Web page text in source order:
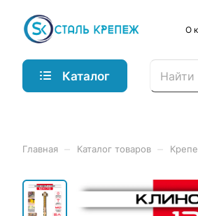
О
Каталог
Главная Каталог товаров